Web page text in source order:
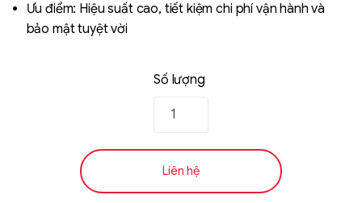
Ưu điểm: Hiệu suất cao, tiết kiệm chi phí vận hành và
bảo mật tuyệt vời
Số lượng
Liên hệ